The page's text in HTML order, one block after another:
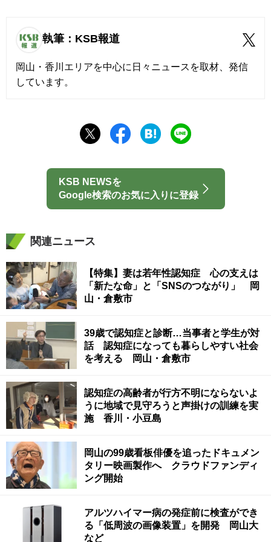
執筆：KSB報道
岡山・香川エリアを中心に日々ニュースを取材、発信
しています。
KSB NEWSを
Google検索のお気に入りに登録
関連ニュース
【特集】妻は若年性認知症 心の支えは
「新たな命」と「SNSのつながり」 岡
山・倉敷市
39歳で認知症と診断…当事者と学生が対
話 認知症になっても暮らしやすい社会
を考える 岡山・倉敷市
認知症の高齢者が行方不明にならないよ
うに地域で見守ろうと声掛けの訓練を実
施 香川・小豆島
岡山の99歳看板俳優を追ったドキュメン
タリー映画製作へ クラウドファンディ
ング開始
アルツハイマー病の発症前に検査ができ
る「低周波の画像装置」を開発 岡山大
など